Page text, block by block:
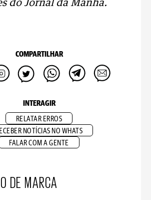
do Jornal da Manhã.
COMPARTILHAR
INTERAGIR
RELATAR ERROS
NOTÍCIAS NO WHATS
FALAR COM A GENTE
DE MARCA